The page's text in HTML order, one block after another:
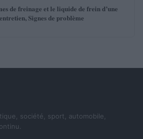
de freinage et le liquide de frein d’une
Signes de problème
société, sport, automobile,